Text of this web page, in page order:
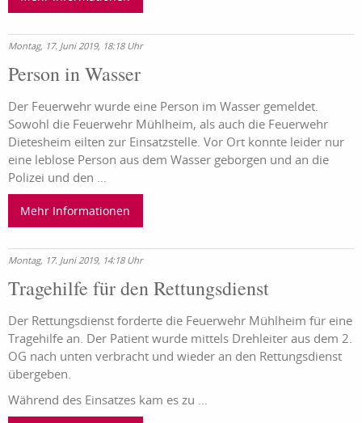
Montag, 17. Juni 2019, 18:18 Uhr
Person in Wasser
Der Feuerwehr wurde eine Person im Wasser gemeldet.
Sowohl die Feuerwehr Mühlheim, als auch die Feuerwehr
Dietesheim eilten zur Einsatzstelle. Vor Ort konnte leider nur
eine leblose Person aus dem Wasser geborgen und an die
Polizei und den ...
Mehr Informationen
Montag, 17. Juni 2019, 14:18 Uhr
Tragehilfe für den Rettungsdienst
Der Rettungsdienst forderte die Feuerwehr Mühlheim für eine
Tragehilfe an. Der Patient wurde mittels Drehleiter aus dem 2.
OG nach unten verbracht und wieder an den Rettungsdienst
übergeben.
Während des Einsatzes kam es zu ...